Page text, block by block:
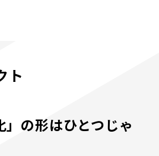
ト
」の形はひとつじゃ